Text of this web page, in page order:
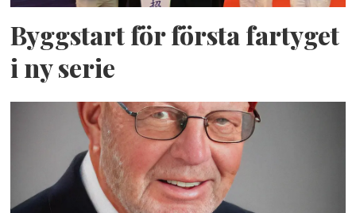
Byggstart för första fartyget
i ny serie